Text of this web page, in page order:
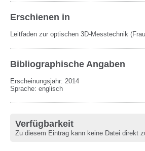
Erschienen in
Leitfaden zur optischen 3D-Messtechnik
Bibliographische Angaben
Erscheinungsjahr: 2014
Sprache: englisch
Verfügbarkeit
Zu diesem Eintrag kann keine Datei direkt